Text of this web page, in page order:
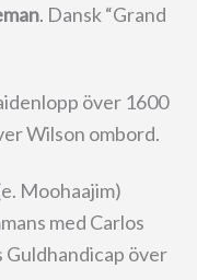
. Dansk “Grand
över 1600
Wilson ombord.
Moohaajim)
med Carlos
Guldhandicap över